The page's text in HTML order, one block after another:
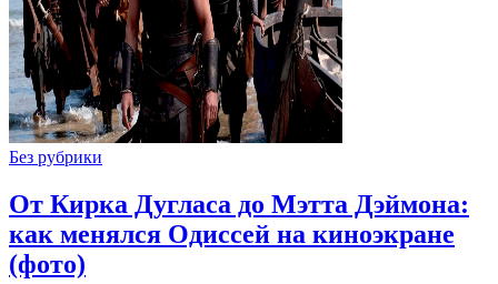
Без рубрики
От Кирка Дугласа до Мэтта Дэймона:
как менялся Одиссей на киноэкране
(фото)